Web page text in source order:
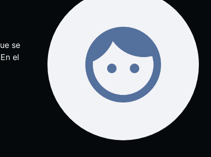
se
el